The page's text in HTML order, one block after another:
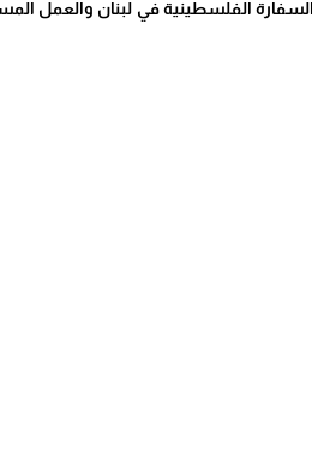
الفلسطينية في لبنان والعمل